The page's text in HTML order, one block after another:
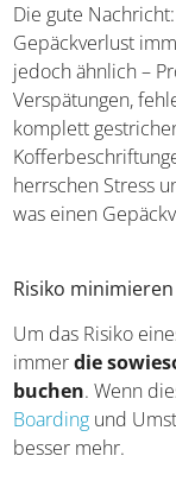
Die gute
Gepäckverlust
jedoch ähnlich –
Verspätungen,
komplett
herrschen Stress
was einen
Risiko minimieren
Um das Risiko
immerdie
buchen. Wenn
Boarding und
besser mehr.